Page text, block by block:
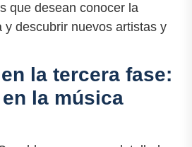
que desean conocer la
y descubrir nuevos artistas y
la tercera fase:
la música